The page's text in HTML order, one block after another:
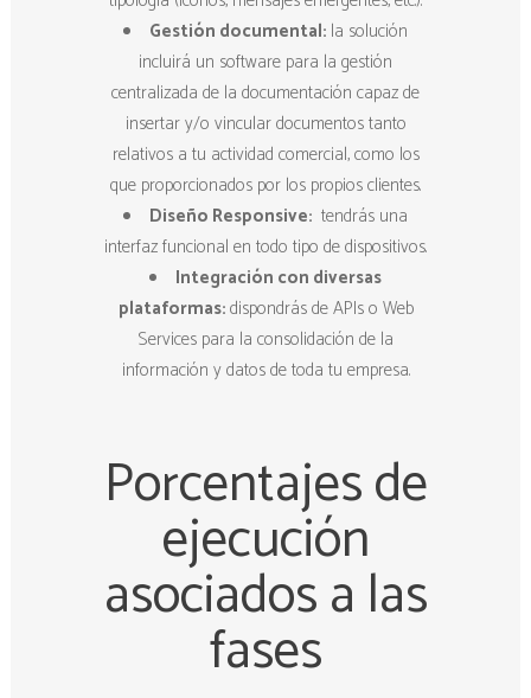
Gestión documental: la solución
incluirá un software para la gestión
centralizada de la documentación capaz de
insertar y/o vincular documentos tanto
relativos a tu actividad comercial, como los
que proporcionados por los propios clientes.
Diseño Responsive: tendrás una
interfaz funcional en todo tipo de dispositivos.
Integración con diversas
plataformas:dispondrás de APIs o Web
Services para la consolidación de la
información y datos de toda tu empresa.
Porcentajes de
ejecución
asociados a las
fases